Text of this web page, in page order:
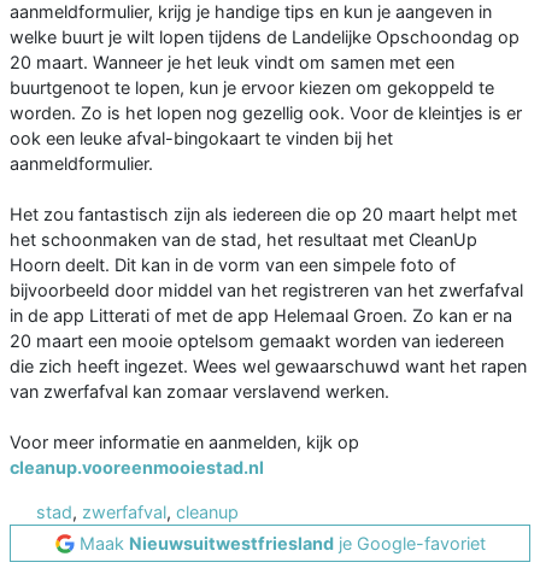
aanmeldformulier, krijg je handige tips en kun je aangeven in
welke buurt je wilt lopen tijdens de Landelijke Opschoondag op
20 maart. Wanneer je het leuk vindt om samen met een
buurtgenoot te lopen, kun je ervoor kiezen om gekoppeld te
worden. Zo is het lopen nog gezellig ook. Voor de kleintjes is er
ook een leuke afval-bingokaart te vinden bij het
aanmeldformulier.
Het zou fantastisch zijn als iedereen die op 20 maart helpt met
het schoonmaken van de stad, het resultaat met CleanUp
Hoorn deelt. Dit kan in de vorm van een simpele foto of
bijvoorbeeld door middel van het registreren van het zwerfafval
in de app Litterati of met de app Helemaal Groen. Zo kan er na
20 maart een mooie optelsom gemaakt worden van iedereen
die zich heeft ingezet. Wees wel gewaarschuwd want het rapen
van zwerfafval kan zomaar verslavend werken.
Voor meer informatie en aanmelden, kijk op
cleanup.vooreenmooiestad.nl
stad, zwerfafval, cleanup
Maak Nieuwsuitwestfrieslandje Google-favoriet